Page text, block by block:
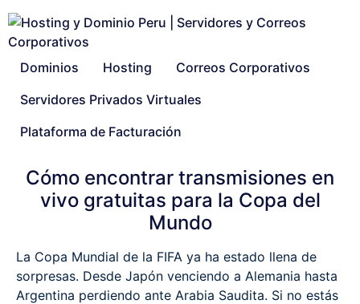
Dominios Hosting
Correos Corporativos
Servidores Privados Virtuales
Plataforma de Facturación
Cómo encontrar transmisiones en
vivo gratuitas para la Copa del
Mundo
La Copa Mundial de la FIFA ya ha estado llena de
sorpresas. Desde Japón venciendo a Alemania hasta
Argentina perdiendo ante Arabia Saudita. Si no estás